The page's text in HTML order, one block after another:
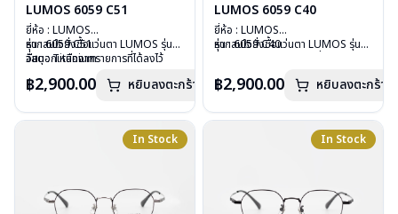
LUMOS 6059 C51
ยี่ห้อ : LUMOS
รุ่น : 6059 C51
วัสดุ : Titanium
บานพับ : ไม่มีสปริง
อุปกรณ์ : กล่องแว่น , ผ้าเช็ดแว่น
หากสนใจสั่งชื้อแว่นตา LUMOS รุ่น
อื่นนอกเหนือจากรายการที่ได้ลงไว้
฿2,900.00 หยิบลงตะกร้า
LUMOS 6059 C40
ยี่ห้อ : LUMOS
รุ่น : 6059 C40
บานพับ : ไม่มีสปริง
อุปกรณ์ : กล่องแว่น , ผ้าเช็ดแว่น
หากสนใจสั่งชื้อแว่นตา LUMOS รุ่น
฿2,900.00 หยิบลงตะกร้า
In Stock In Stock